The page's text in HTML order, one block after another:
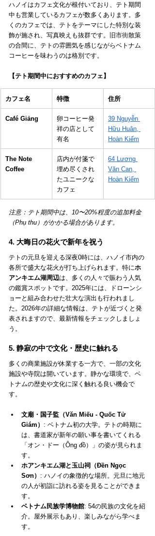
ハノイはカフェ文化が根付いており、テト期間
中も営業しているカフェが数多くあります。多
くのカフェでは、テトをテーマにした特別な装
飾が施され、写真映えも抜群です。旧市街散策
の合間に、テトの雰囲気を感じながらベトナム
コーヒーを味わうのは格別です。
【テト期間中におすすめのカフェ】
カフェ名 特徴 住所
Café Giảng
卵コーヒー発
祥の店として
有名
39 Nguyễn
Hữu Huân,
Hoàn Kiếm
The Note
Coffee
店内が付箋で
埋め尽くされ
たユニークな
カフェ
64 Lương
Văn Can,
Hoàn Kiếm
注意：テト期間中は、10〜20%程度の追加料金
（Phụ thu）がかかる場合があります。
4. 大晦日の花火で新年を祝う
テトの元旦を迎える深夜0時には、ハノイ市内の
各所で盛大な花火が打ち上げられます。特にホ
アンキエム湖周辺は、多くの人々で賑わう人気
の鑑賞スポットです。2025年には、ドローンシ
ョーと組み合わせた壮大な演出も行われまし
た。2026年の詳細な情報は、テトが近づくと発
表されますので、最新情報をチェックしましょ
う。
5. 静寂の中で文化・歴史に触れる
多くの商業施設が休業する一方で、一部の文化
施設や寺院は開いています。静かな環境で、ベ
トナムの歴史や文化に深く触れる良い機会で
す。
文廟・国子監（Văn Miếu - Quốc Tử
Giám） : ベトナム初の大学。テトの時期に
は、書道家が新年の願い事を書いてくれる
「オン・ドー（Ông đồ）」の姿が見られま
す。
ホアンキエム湖と玉山祠（Đền Ngọc
Sơn） : ハノイの象徴的な場所。元旦に地元
の人が初詣に訪れる姿を見ることができま
す。
ベトナム民族学博物館: 54の民族の文化を紹
介。屋外展示もあり、楽しみながら学べま
す。